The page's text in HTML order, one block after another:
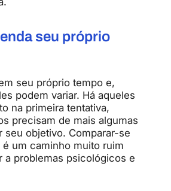
seu próprio
seu próprio tempo e,
podem variar. Há aqueles
na primeira tentativa,
precisam de mais algumas
seu objetivo. Comparar-se
um caminho muito ruim
a problemas psicológicos e